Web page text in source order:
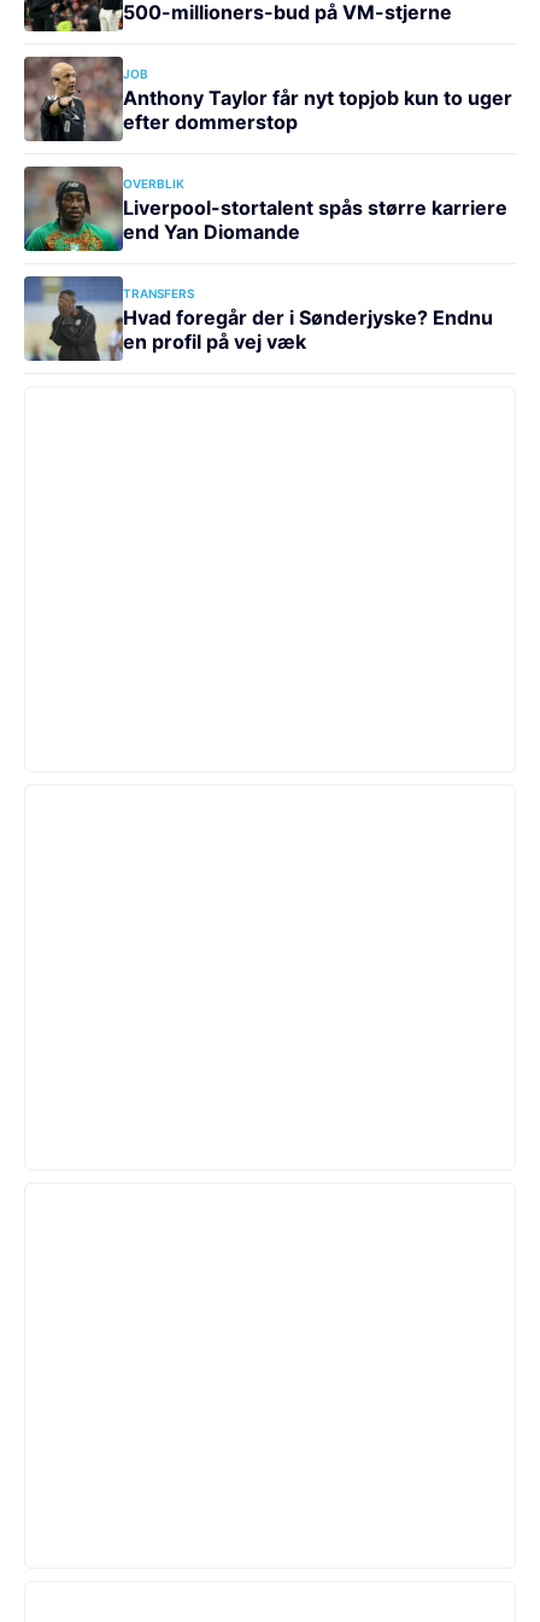
500-millioners-bud på VM-stjerne
JOB
Anthony Taylor får nyt topjob kun to uger
efter dommerstop
OVERBLIK
Liverpool-stortalent spås større karriere
end Yan Diomande
TRANSFERS
Hvad foregår der i Sønderjyske? Endnu
en profil på vej væk